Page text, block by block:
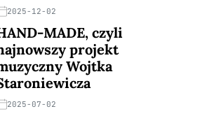
2025-12-02
MADE, czyli
projekt
Wojtka
2025-07-02